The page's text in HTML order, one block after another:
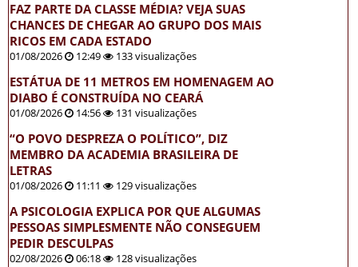
FAZ PARTE DA CLASSE MÉDIA? VEJA SUAS
CHANCES DE CHEGAR AO GRUPO DOS MAIS
RICOS EM CADA ESTADO
01/08/2026 12:49 133 visualizações
ESTÁTUA DE 11 METROS EM HOMENAGEM AO
DIABO É CONSTRUÍDA NO CEARÁ
01/08/2026 14:56 131 visualizações
“O POVO DESPREZA O POLÍTICO”, DIZ
MEMBRO DA ACADEMIA BRASILEIRA DE
LETRAS
01/08/2026 11:11 129 visualizações
A PSICOLOGIA EXPLICA POR QUE ALGUMAS
PESSOAS SIMPLESMENTE NÃO CONSEGUEM
PEDIR DESCULPAS
02/08/2026 06:18 128 visualizações